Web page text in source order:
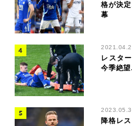
格が決
幕
レスタ
今季絶
降格レ